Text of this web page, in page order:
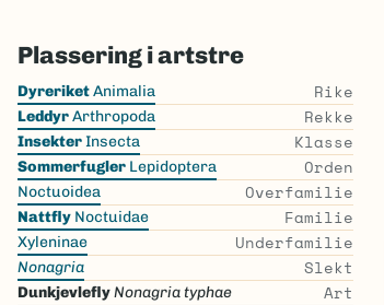
Plassering i artstre
Skip
the
list
DyreriketAnimalia Rike
LeddyrArthropoda Rekke
InsekterInsecta Klasse
Sommerfugler Lepidoptera Orden
Noctuoidea Overfamilie
Nattfly Noctuidae Familie
Xyleninae Underfamilie
Nonagria Slekt
DunkjevleflyNonagria typhae Art